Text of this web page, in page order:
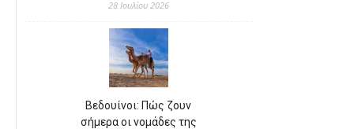
28 Ιουλίου 2026
Βεδουίνοι: Πώς ζουν
σήμερα οι νομάδες της